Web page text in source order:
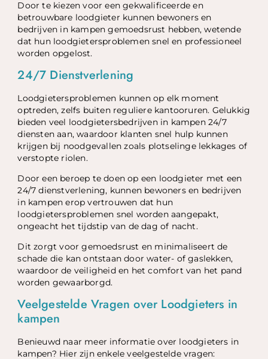
Door te kiezen voor een gekwalificeerde en
betrouwbare loodgieter kunnen bewoners en
bedrijven in kampen gemoedsrust hebben, wetende
dat hun loodgietersproblemen snel en professioneel
worden opgelost.
24/7 Dienstverlening
Loodgietersproblemen kunnen op elk moment
optreden, zelfs buiten reguliere kantooruren. Gelukkig
bieden veel loodgietersbedrijven in kampen 24/7
diensten aan, waardoor klanten snel hulp kunnen
krijgen bij noodgevallen zoals plotselinge lekkages of
verstopte riolen.
Door een beroep te doen op een loodgieter met een
24/7 dienstverlening, kunnen bewoners en bedrijven
in kampen erop vertrouwen dat hun
loodgietersproblemen snel worden aangepakt,
ongeacht het tijdstip van de dag of nacht.
Dit zorgt voor gemoedsrust en minimaliseert de
schade die kan ontstaan door water- of gaslekken,
waardoor de veiligheid en het comfort van het pand
worden gewaarborgd.
Veelgestelde Vragen over Loodgieters in
kampen
Benieuwd naar meer informatie over loodgieters in
kampen? Hier zijn enkele veelgestelde vragen: